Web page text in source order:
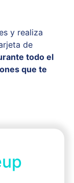
y realiza
de
todo el
que te